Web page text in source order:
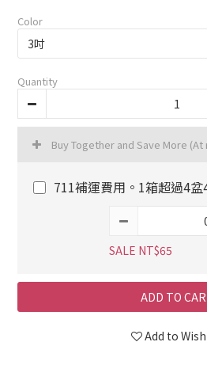
Color
Quantity
Buy Together and Save More (At
711補運費用。1箱超過4
SALE NT$65
ADD TO
Add to